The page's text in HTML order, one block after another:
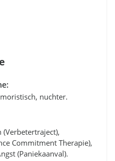
nuchter.
(verbetertraject),
Commitment Therapie),
(paniekaanval).